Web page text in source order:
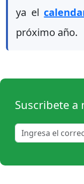
ya el
próximo año.
Suscribete a